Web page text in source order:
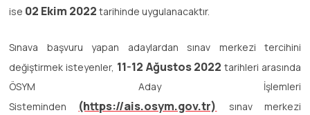
ise 02 Ekim 2022 tarihinde uygulanacaktır.
Sınava başvuru yapan adaylardan sınav merkezi tercihini
değiştirmek isteyenler, 11-12 Ağustos 2022 tarihleri arasında
ÖSYM Aday İşlemleri
Sisteminden (https://ais.osym.gov.tr)
sınav merkezi